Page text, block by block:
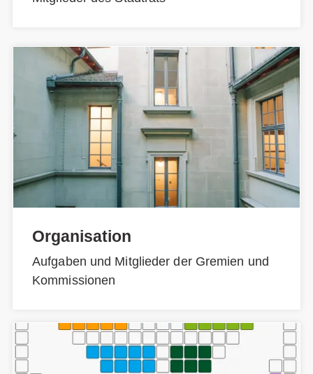
Organisation
Aufgaben und Mitglieder der Gremien und
Kommissionen